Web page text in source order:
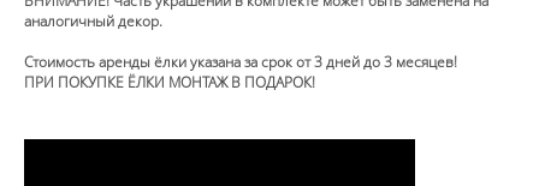
аналогичный декор.
Стоимость аренды ёлки указана за срок от 3 дней до 3 месяцев!
ПРИ ПОКУПКЕ ЁЛКИ МОНТАЖ В ПОДАРОК!